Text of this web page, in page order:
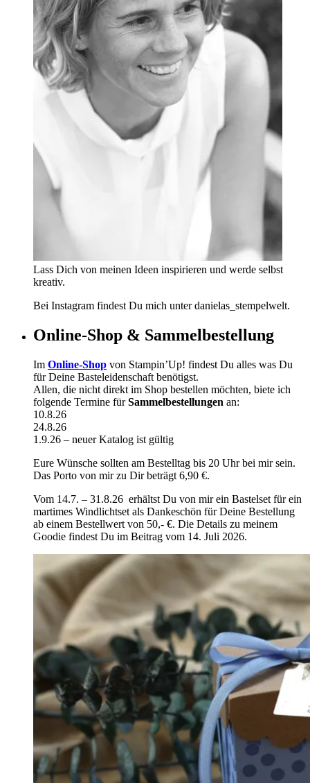
Lass Dich von meinen Ideen inspirieren und werde selbst
kreativ.
Bei Instagram findest Du mich unter danielas_stempelwelt.
Online-Shop & Sammelbestellung
Im Online-Shop von Stampin’Up! findest Du alles was Du
für Deine Basteleidenschaft benötigst.
Allen, die nicht direkt im Shop bestellen möchten, biete ich
folgende Termine fürSammelbestellungen an:
10.8.26
24.8.26
1.9.26 – neuer Katalog ist gültig
Eure Wünsche sollten am Bestelltag bis 20 Uhr bei mir sein.
Das Porto von mir zu Dir beträgt 6,90 €.
Vom 14.7. – 31.8.26 erhältst Du von mir ein Bastelset für ein
martimes Windlichtset als Dankeschön für Deine Bestellung
ab einem Bestellwert von 50,- €. Die Details zu meinem
Goodie findest Du im Beitrag vom 14. Juli 2026.